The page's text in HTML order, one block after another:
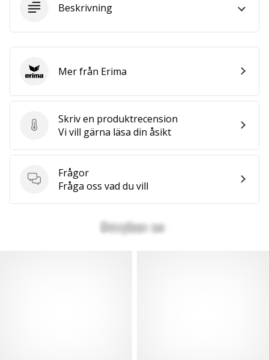
artiklar
Beskrivning
Skriv en produktrecension
Skriv en produktrecension
Vi vill gärna läsa din åsikt
Frågor
Frågor
Fråga oss vad du vill
ErimaMer från Erima